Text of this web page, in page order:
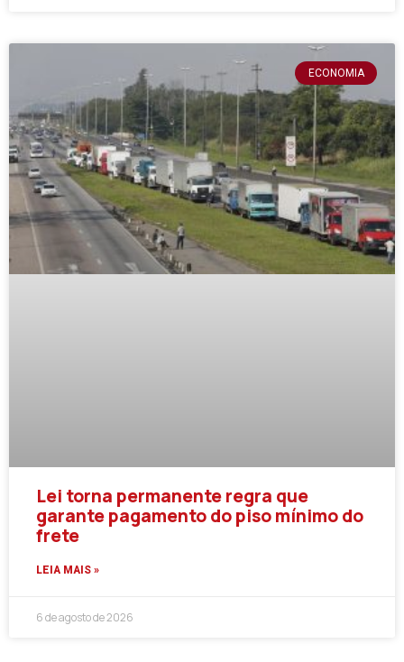
ECONOMIA
Lei torna permanente regra que
garante pagamento do piso mínimo do
frete
LEIA MAIS »
6 de agosto de 2026